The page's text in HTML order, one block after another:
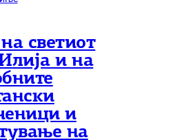
светиот
и на
и
на